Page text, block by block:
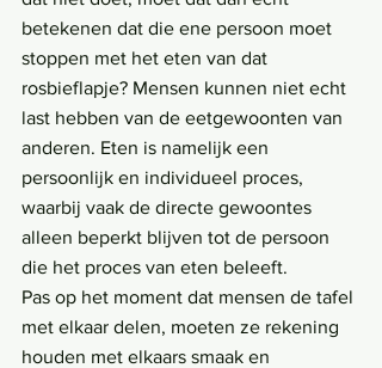
betekenen dat die ene persoon moet
stoppen met het eten van dat
rosbieflapje? Mensen kunnen niet echt
last hebben van de eetgewoonten van
anderen. Eten is namelijk een
persoonlijk en individueel proces,
waarbij vaak de directe gewoontes
alleen beperkt blijven tot de persoon
die het proces van eten beleeft.
Pas op het moment dat mensen de tafel
met elkaar delen, moeten ze rekening
houden met elkaars smaak en